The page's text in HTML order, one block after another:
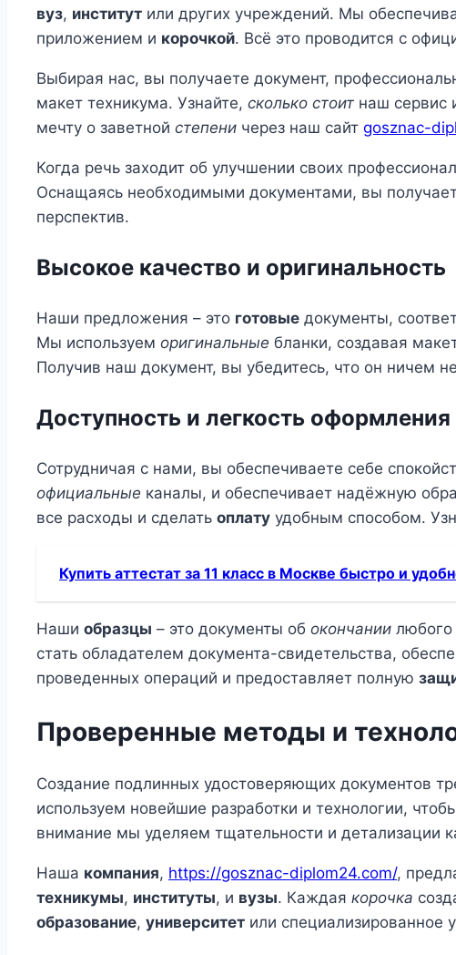
вуз, институт или других учреждений. Мы
приложением и корочкой. Всё это проводится с
Выбирая нас, вы получаете документ,
макет техникума. Узнайте, сколько стоит наш сервис
мечту о заветной степени через наш сайт gosznac-
Когда речь заходит об улучшении своих
Оснащаясь необходимыми документами, вы
перспектив.
Высокое качество и оригинальность
Наши предложения – это готовые документы,
Мы используем оригинальные бланки, создавая
Получив наш документ, вы убедитесь, что он ничем
Доступность и легкость оформления
Сотрудничая с нами, вы обеспечиваете себе
официальные каналы, и обеспечивает надёжную
все расходы и сделать оплату удобным способом.
Купить аттестат за 11 класс в Москве быстро и
Наши образцы – это документы об окончании любого
стать обладателем документа-свидетельства,
проведенных операций и предоставляет полную
Проверенные методы и
Создание подлинных удостоверяющих документов
используем новейшие разработки и технологии,
внимание мы уделяем тщательности и детализации
Наша компания, https://gosznac-diplom24.com/,
техникумы, институты, и вузы. Каждая корочка
образование, университет или специализированное